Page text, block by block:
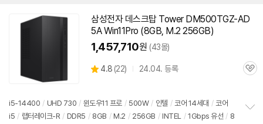
삼성전자 데스크탑 Tower DM500TGZ-AD
5A Win11Pro (8GB, M.2 256GB)
1,457,710원 (43몰)
별
4.8 (상
뷰
22) 24.04. 등록
관
i5-14400 / UHD 730 / 윈도우11 프로 / 500W / 인텔 / 코어 14세대 / 코어
i5 / 랩터레이크-R / DDR5 / 8GB / M.2 / 256GB / INTEL / 1Gbps 유선 / 8